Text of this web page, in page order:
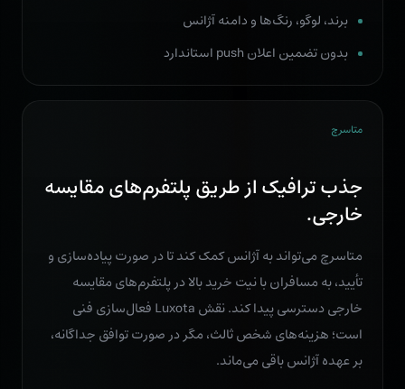
برند، لوگو، رنگ‌ها و دامنه آژانس
بدون تضمین اعلان push استاندارد
متاسرچ
جذب ترافیک از طریق پلتفرم‌های مقایسه
خارجی.
متاسرچ می‌تواند به آژانس کمک کند تا در صورت پیاده‌سازی و
تأیید، به مسافران با نیت خرید بالا در پلتفرم‌های مقایسه
خارجی دسترسی پیدا کند. نقش Luxota فعال‌سازی فنی
است؛ هزینه‌های شخص ثالث، مگر در صورت توافق جداگانه،
بر عهده آژانس باقی می‌ماند.